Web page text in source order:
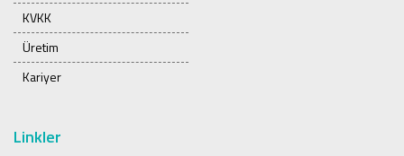
KVKK
Üretim
Kariyer
Linkler